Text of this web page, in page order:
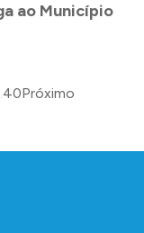
ao Município
40Próximo